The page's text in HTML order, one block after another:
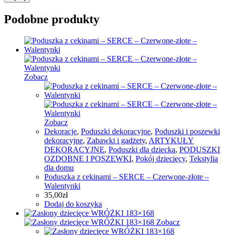
Podobne produkty
Zobacz
Zobacz
Dekoracje, Poduszki dekoracyjne, Poduszki i poszewki
dekoracyjne, Zabawki i gadżety, ARTYKUŁY
DEKORACYJNE, Poduszki dla dziecka, PODUSZKI
OZDOBNE I POSZEWKI, Pokój dziecięcy, Tekstylia
dla domu
Poduszka z cekinami – SERCE – Czerwone-złote –
Walentynki
35,00zł
Dodaj do koszyka
Zobacz